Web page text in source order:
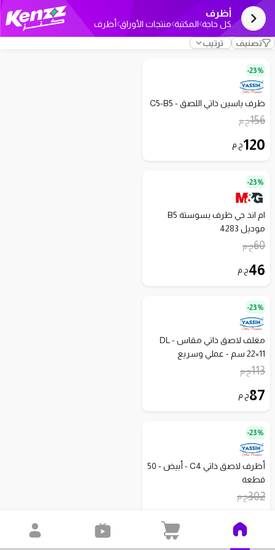
أظرف
كل حاجة المكتبة منتجات الأوراق أظرف
تصنيف
ترتيب
23%-
ظرف ياسين ذاتي اللصق - C5-B5
156ج.م
120ج.م
23%-
ام اند جي ظرف بسوستة B5
موديل 4283
60ج.م
46ج.م
23%-
مغلف لاصق ذاتي مقاس - DL
22×11 سم - عملي وسريع
113ج.م
87ج.م
23%-
أظرف لاصق ذاتي C4 - أبيض - 50
قطعة
302ج.م
232ج.م